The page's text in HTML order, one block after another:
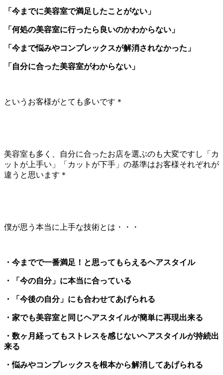
「今までに美容室で満足したことがない」
「何処の美容室に行ったら良いのかわからない」
「今まで悩みやコンプレックスが解消されなかった」
「自分に合った美容室がわからない」
というお客様がとても多いです＊
美容室も多く、自分に合ったお店を選ぶのも大変ですし「カ
ットが上手い」「カットが下手」の基準はお客様それぞれが
違うと思います＊
僕が思う本当に上手な技術とは・・・
・今までで一番満足！と思ってもらえるヘアスタイル
・「今の自分」に本当に合っている
・「今後の自分」にも合わせてあげられる
・家でも美容室と同じヘアスタイルが簡単に再現出来る
・数ヶ月経ってもストレスを感じないヘアスタイルが持続出
来る
・悩みやコンプレックスを根本から解消してあげられる